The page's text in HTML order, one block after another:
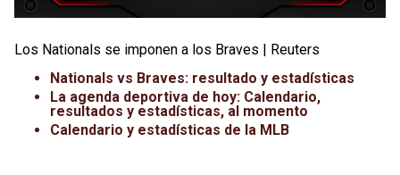
Los Nationals se imponen a los Braves | Reuters
Nationals vs Braves: resultado y estadísticas
La agenda deportiva de hoy: Calendario,
resultados y estadísticas, al momento
Calendario y estadísticas de la MLB